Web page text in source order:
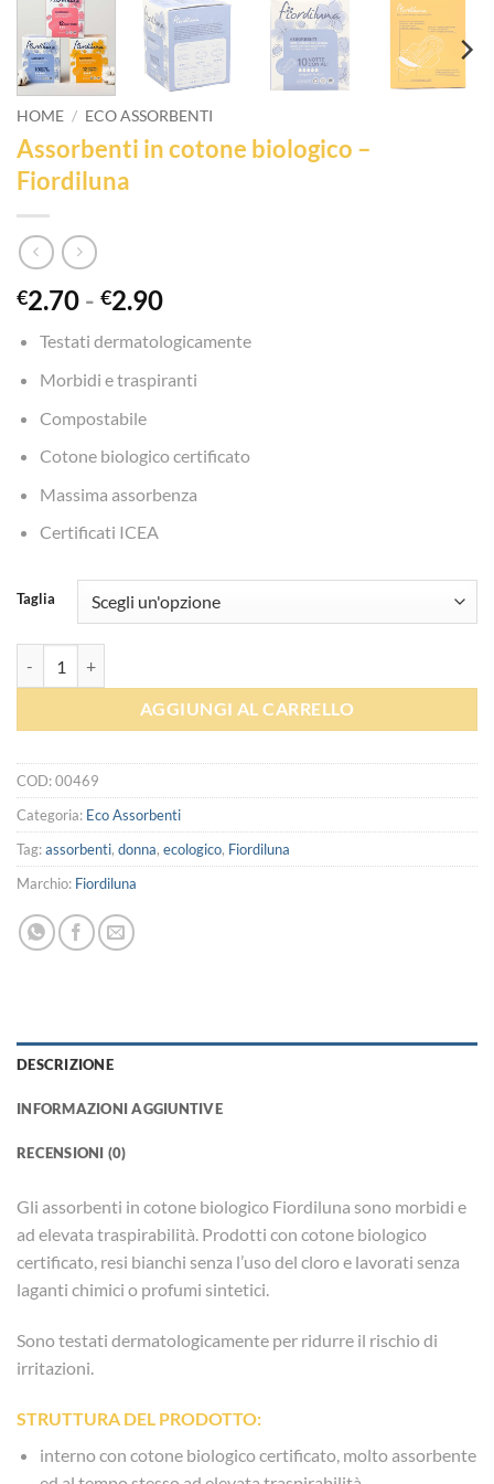
HOME / ECO ASSORBENTI
Assorbenti in cotone biologico –
Fiordiluna
€2.70 - €2.90Fascia
prezzo:
da
€2.90
Testati dermatologicamente
Morbidi e traspiranti
Compostabile
Cotone biologico certificato
Massima assorbenza
Certificati ICEA
Taglia
AGGIUNGI AL CARRELLO
COD:00469
Categoria: Eco Assorbenti
Tag:assorbenti, donna, ecologico, Fiordiluna
Marchio: Fiordiluna
DESCRIZIONE
INFORMAZIONI AGGIUNTIVE
RECENSIONI (0)
Gli assorbenti in cotone biologico Fiordiluna sono morbidi e
ad elevata traspirabilità. Prodotti con cotone biologico
certificato, resi bianchi senza l’uso del cloro e lavorati senza
laganti chimici o profumi sintetici.
Sono testati dermatologicamente per ridurre il rischio di
irritazioni.
STRUTTURA DEL PRODOTTO:
interno con cotone biologico certificato, molto assorbente